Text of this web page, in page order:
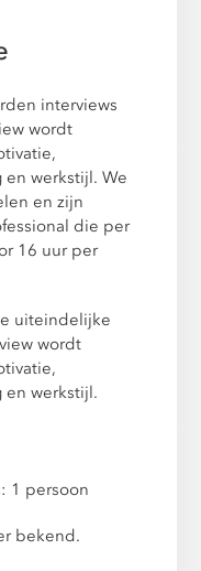
interviews
wordt
werkstijl. We
en zijn
die per
16 uur per
uiteindelijke
wordt
en werkstijl.
1 persoon
bekend.